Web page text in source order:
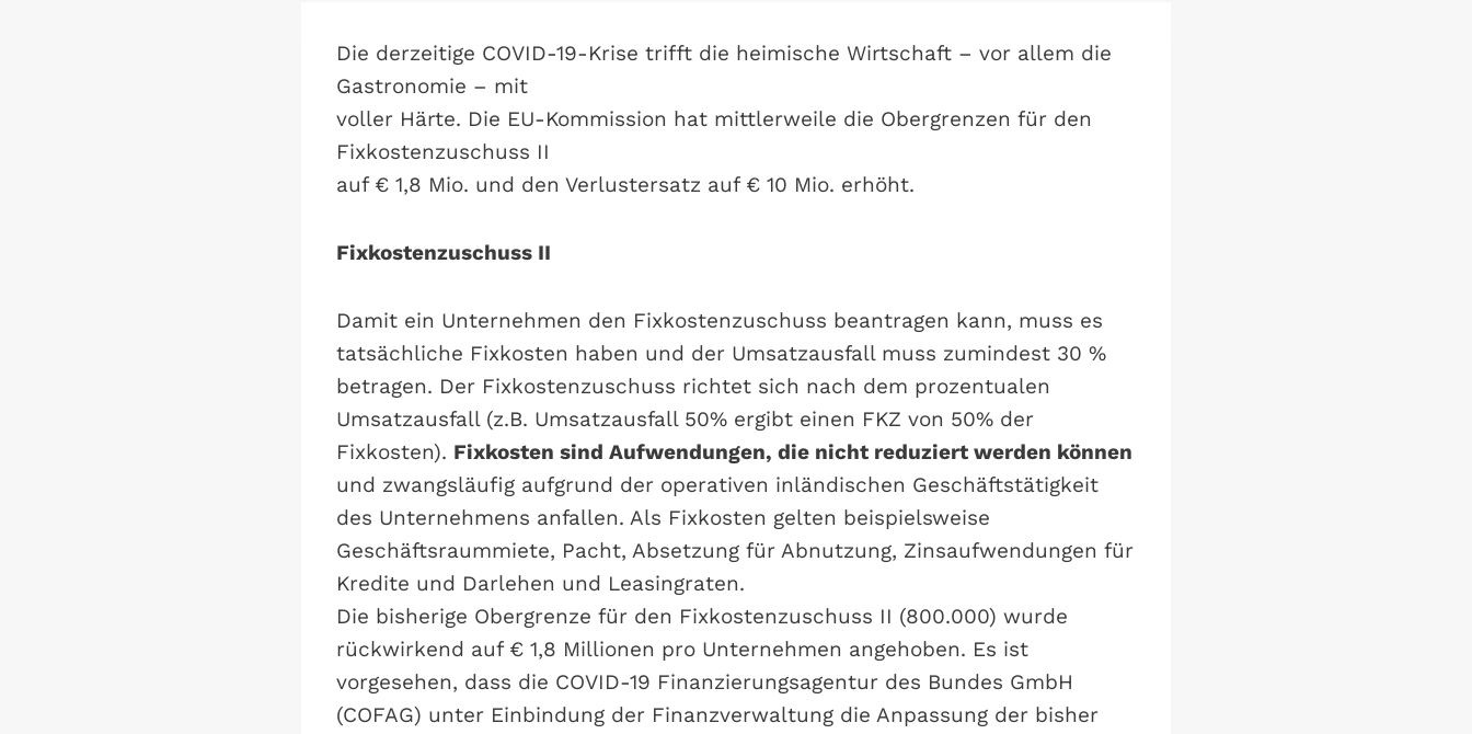
Die derzeitige COVID-19-Krise trifft die heimische Wirtschaft – vor allem die
Gastronomie – mit
voller Härte. Die EU-Kommission hat mittlerweile die Obergrenzen für den
Fixkostenzuschuss II
auf € 1,8 Mio. und den Verlustersatz auf € 10 Mio. erhöht.
Fixkostenzuschuss II
Damit ein Unternehmen den Fixkostenzuschuss beantragen kann, muss es
tatsächliche Fixkosten haben und der Umsatzausfall muss zumindest 30 %
betragen. Der Fixkostenzuschuss richtet sich nach dem prozentualen
Umsatzausfall (z.B. Umsatzausfall 50% ergibt einen FKZ von 50% der
Fixkosten). Fixkosten sind Aufwendungen, die nicht reduziert werden können
und zwangsläufig aufgrund der operativen inländischen Geschäftstätigkeit
des Unternehmens anfallen. Als Fixkosten gelten beispielsweise
Geschäftsraummiete, Pacht, Absetzung für Abnutzung, Zinsaufwendungen für
Kredite und Darlehen und Leasingraten.
Die bisherige Obergrenze für den Fixkostenzuschuss II (800.000) wurde
rückwirkend auf € 1,8 Millionen pro Unternehmen angehoben. Es ist
vorgesehen, dass die COVID-19 Finanzierungsagentur des Bundes GmbH
(COFAG) unter Einbindung der Finanzverwaltung die Anpassung der bisher